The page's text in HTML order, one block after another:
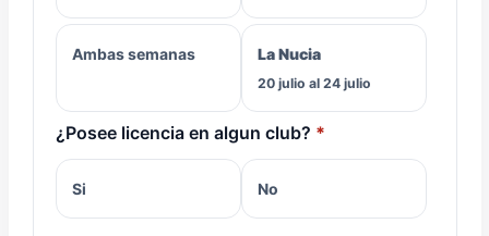
Ambas semanas La Nucia
20 julio al 24 julio
¿Posee licencia en algun club?
Si No